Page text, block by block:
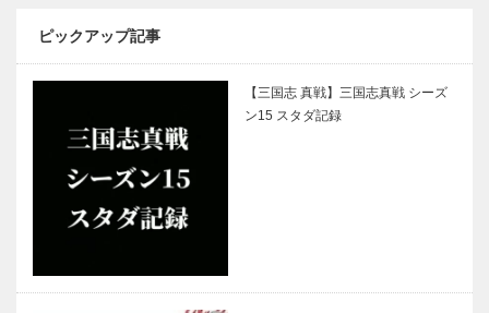
ピックアップ記事
【三国志 真戦】三国志真戦 シーズ
ン15 スタダ記録